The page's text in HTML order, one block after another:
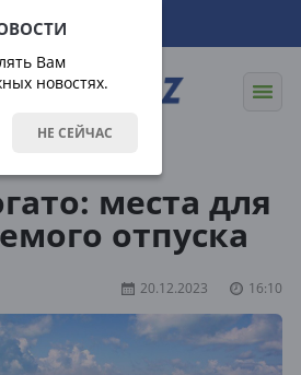
Вам
новостях.
НЕ СЕЙЧАС
места для
отпуска
20.12.2023 16:10